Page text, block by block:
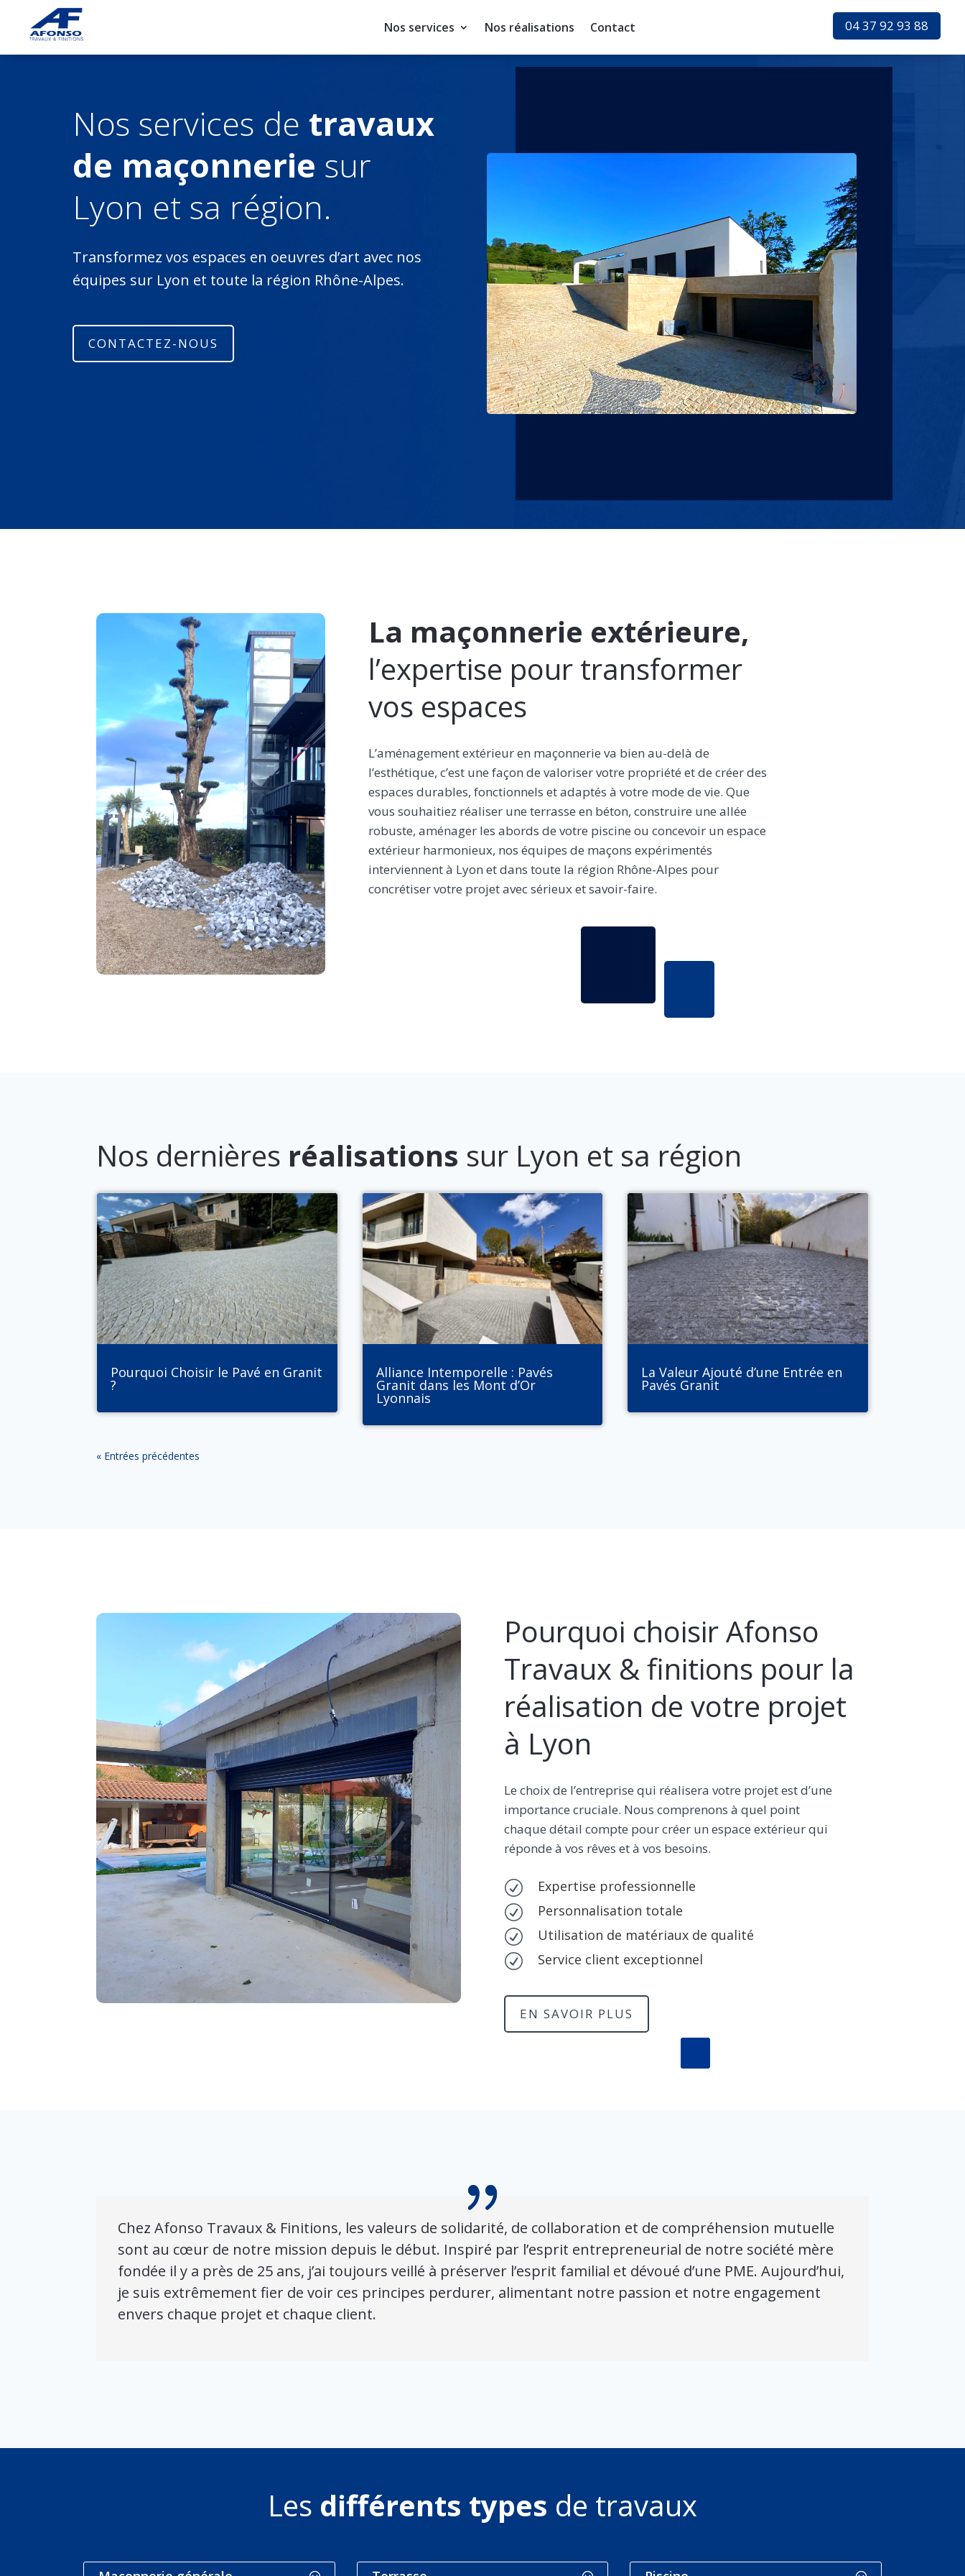
Nos services Nos réalisations Contact 04 37 92 93 88
Nos services de travaux
de maçonnerie sur
Lyon et sa région.
Transformez vos espaces en oeuvres d’art avec nos
équipes sur Lyon et toute la région Rhône-Alpes.
CONTACTEZ-NOUS
La maçonnerie extérieure,
l’expertise pour transformer
vos espaces
L’aménagement extérieur en maçonnerie va bien au-delà de
l’esthétique, c’est une façon de valoriser votre propriété et de créer des
espaces durables, fonctionnels et adaptés à votre mode de vie. Que
vous souhaitiez réaliser une terrasse en béton, construire une allée
robuste, aménager les abords de votre piscine ou concevoir un espace
extérieur harmonieux, nos équipes de maçons expérimentés
interviennent à Lyon et dans toute la région Rhône-Alpes pour
concrétiser votre projet avec sérieux et savoir-faire.
Nos dernières réalisations sur Lyon et sa région
Pourquoi Choisir le Pavé en Granit
?
Alliance Intemporelle : Pavés
Granit dans les Mont d’Or
Lyonnais
La Valeur Ajouté d’une Entrée en
Pavés Granit
« Entrées précédentes
Pourquoi choisir Afonso
Travaux & finitions pour la
réalisation de votre projet
à Lyon
Le choix de l’entreprise qui réalisera votre projet est d’une
importance cruciale. Nous comprenons à quel point
chaque détail compte pour créer un espace extérieur qui
réponde à vos rêves et à vos besoins.
R Expertise professionnelle
R Personnalisation totale
R Utilisation de matériaux de qualité
R Service client exceptionnel
EN SAVOIR PLUS
Chez Afonso Travaux & Finitions, les valeurs de solidarité, de collaboration et de compréhension mutuelle
sont au cœur de notre mission depuis le début. Inspiré par l’esprit entrepreneurial de notre société mère
fondée il y a près de 25 ans, j’ai toujours veillé à préserver l’esprit familial et dévoué d’une PME. Aujourd’hui,
je suis extrêmement fier de voir ces principes perdurer, alimentant notre passion et notre engagement
envers chaque projet et chaque client.
Les différents types de travaux